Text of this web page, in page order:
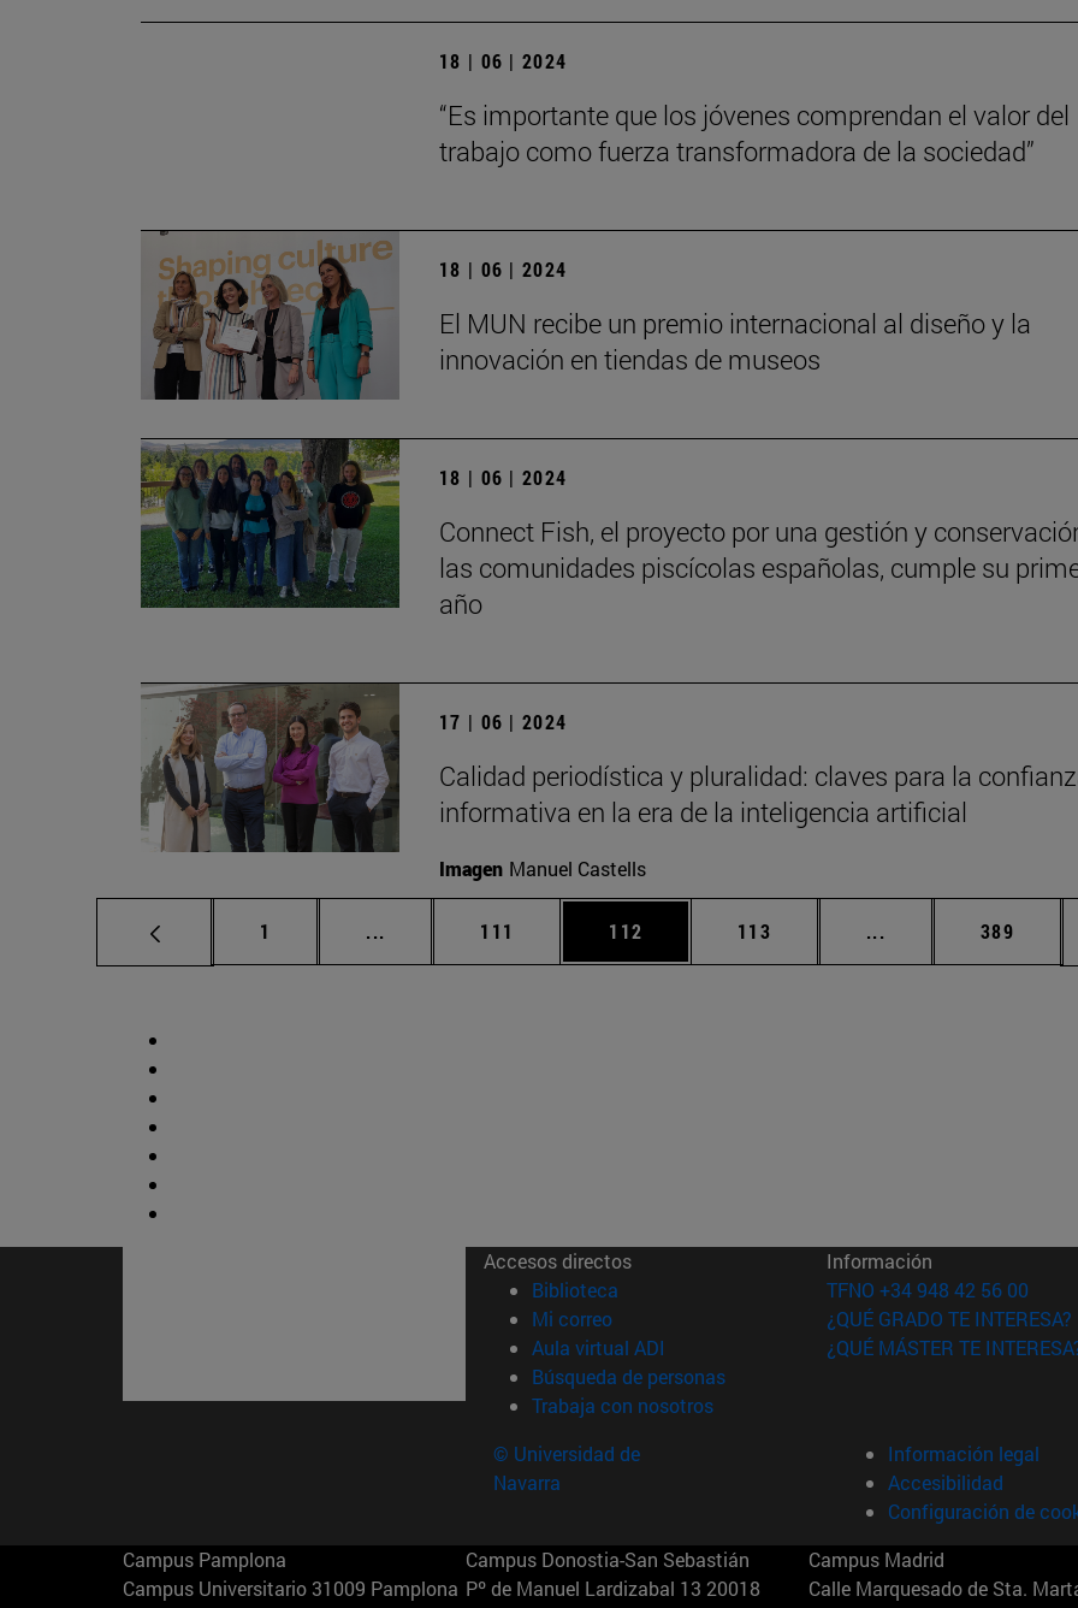
18 | 06 | 2024
“Es importante que los jóvenes comprendan el valor del
trabajo como fuerza transformadora de la sociedad”
18 | 06 | 2024
El MUN recibe un premio internacional al diseño y la
innovación en tiendas de museos
18 | 06 | 2024
Connect Fish, el proyecto por una gestión y
las comunidades piscícolas españolas, cumple su
año
17 | 06 | 2024
Calidad periodística y pluralidad: claves para la
informativa en la era de la inteligencia artificial
Imagen Manuel Castells
Página
1 ... Páginas intermedias Use TAB para desplazarse.
Página
111 Página
112 Página
113 ... Páginas intermedias
Página
389
Accesos directos
Biblioteca (abre en nueva ventana)
Mi correo(abre en nueva ventana)
Aula virtual ADI (abre en nueva ventana)
Búsqueda de personas(abre en nueva ventana)
Trabaja con nosotros(abre en nueva ventana)
Información
TFNO +34 948 42 56 00
¿QUÉ GRADO TE INTERESA?
¿QUÉ MÁSTER TE
© Universidad de
Navarra
Información legal
Accesibilidad
Configuración de
Campus Pamplona
Campus Universitario 31009 Pamplona
Campus Donostia-San Sebastián
Pº de Manuel Lardizabal 13 20018
Campus Madrid
Calle Marquesado de Sta.